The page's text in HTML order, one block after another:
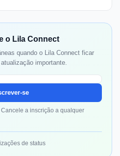
o Lila Connect
quando o Lila Connect ficar
importante.
se
a inscrição a qualquer
de status